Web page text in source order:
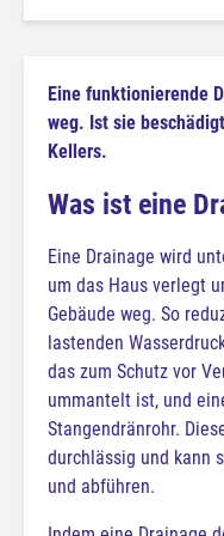
Eine funktionierende
weg. Ist sie
Kellers.
Was ist eine
Eine Drainage wird
um das Haus verlegt
Gebäude weg. So
lastenden
das zum Schutz vor
ummantelt ist, und
Stangendränrohr.
durchlässig und kann
und abführen.